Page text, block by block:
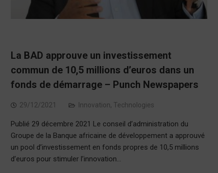
La BAD approuve un investissement
commun de 10,5 millions d’euros dans un
fonds de démarrage – Punch Newspapers
29/12/2021 Innovation, Technologies
Publié 29 décembre 2021 Le conseil d’administration du
Groupe de la Banque africaine de développement a approuvé
un pool d’investissement en fonds propres de 10,5 millions
d’euros pour stimuler l’innovation…